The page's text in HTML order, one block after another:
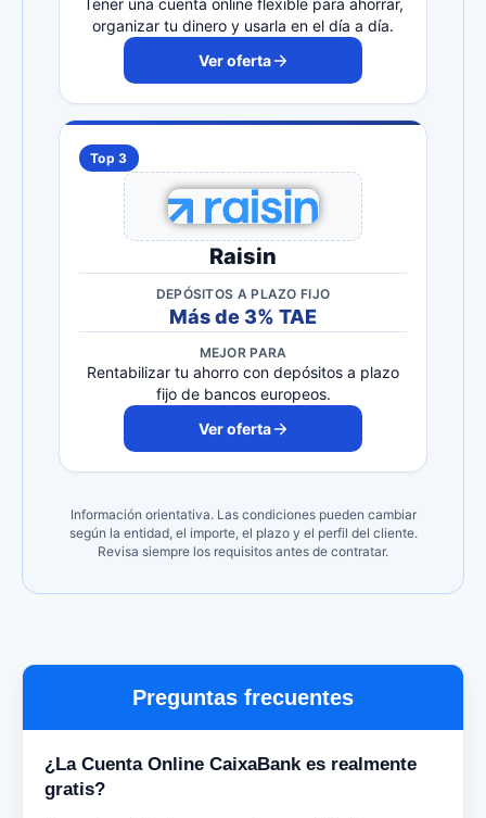
Tener una cuenta online flexible para ahorrar,
organizar tu dinero y usarla en el día a día.
Ver oferta
Top 3
Raisin
DEPÓSITOS A PLAZO FIJO
Más de 3% TAE
MEJOR PARA
Rentabilizar tu ahorro con depósitos a plazo
fijo de bancos europeos.
Ver oferta
Información orientativa. Las condiciones pueden cambiar
según la entidad, el importe, el plazo y el perfil del cliente.
Revisa siempre los requisitos antes de contratar.
Preguntas frecuentes
¿La Cuenta Online CaixaBank es realmente
gratis?